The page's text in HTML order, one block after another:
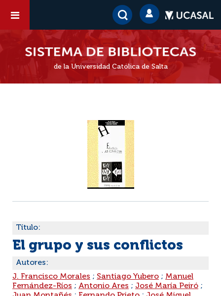
de la Universidad Católica de Salta
Título:
El grupo y sus conflictos
Autores:
J. Francisco Morales ; Santiago Yubero ; Manuel
Fernández-Ríos ; Antonio Ares ; José María Peiró ;